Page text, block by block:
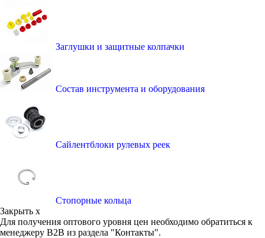
Заглушки и защитные колпачки
Состав инструмента и оборудования
Сайлентблоки рулевых реек
Стопорные кольца
Закрыть x
Для получения оптового уровня цен необходимо обратиться к
менеджеру B2B из раздела "Контакты".